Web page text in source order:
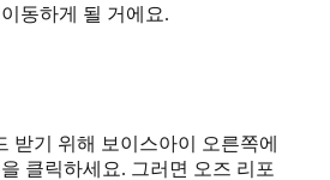
동하게 될 거에요.
받기 위해 보이스아이 오른쪽에
클릭하세요. 그러면 오즈 리포